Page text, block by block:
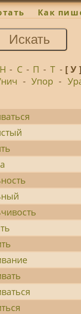
Как
Н - С - П - Т - [ У
- Упор -